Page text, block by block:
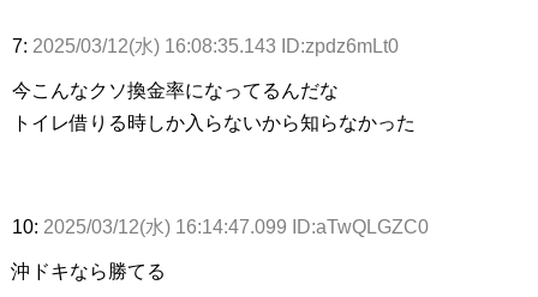
7: 2025/03/12(水) 16:08:35.143 ID:zpdz6mLt0
今こんなクソ換金率になってるんだな
トイレ借りる時しか入らないから知らなかった
10: 2025/03/12(水) 16:14:47.099 ID:aTwQLGZC0
沖ドキなら勝てる